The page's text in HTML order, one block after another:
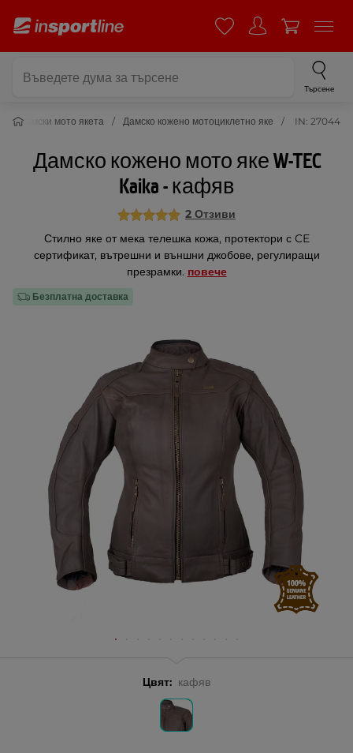
Търсене
Дамски мото якета Дамско кожено мотоциклетно яке IN: 27044
Дамско кожено мото яке W-TEC
Kaika - кафяв
2 Отзиви
Стилно яке от мека телешка кожа, протектори с CE
сертификат, вътрешни и външни джобове, регулиращи
презрамки. повече
Безплатна доставка
Цвят: кафяв